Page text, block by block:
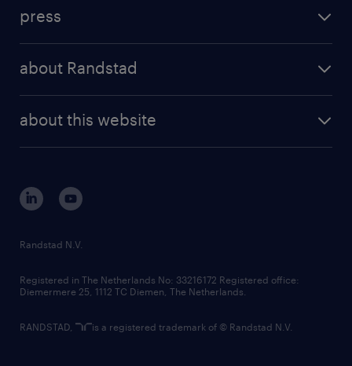
randstad professional
randstad digital
results and reports
press
about Randstad
corporate governance
randstad innovation fund
country websites
about this website
Randstad N.V.
Registered in The Netherlands No: 33216172 Registered office:
Diemermere 25, 1112 TC Diemen, The Netherlands.
RANDSTAD, is a registered trademark of © Randstad N.V.